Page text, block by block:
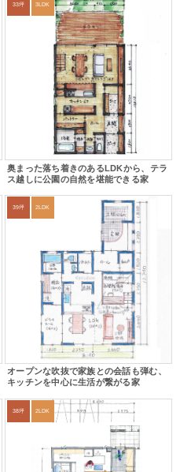
33坪 3LDK
奥まった落ち着きのあるLDKから、テラ
ス越しに公園の自然を堪能できる家
39坪 2LDK
オープンな吹抜で家族との会話も弾む、
キッチンを中心に生活が繋がる家
38坪 2LDK